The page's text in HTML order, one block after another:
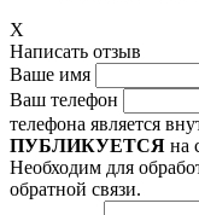
X
Написать отзыв
Ваше имя
Ваш телефон
телефона является
ПУБЛИКУЕТСЯ на
Необходим для
обратной связи.